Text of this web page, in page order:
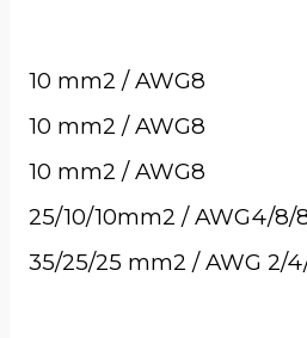
10 mm2 / AWG8
10 mm2 / AWG8
10 mm2 / AWG8
25/10/10mm2 / AWG4/8/
35/25/25 mm2 / AWG 2/